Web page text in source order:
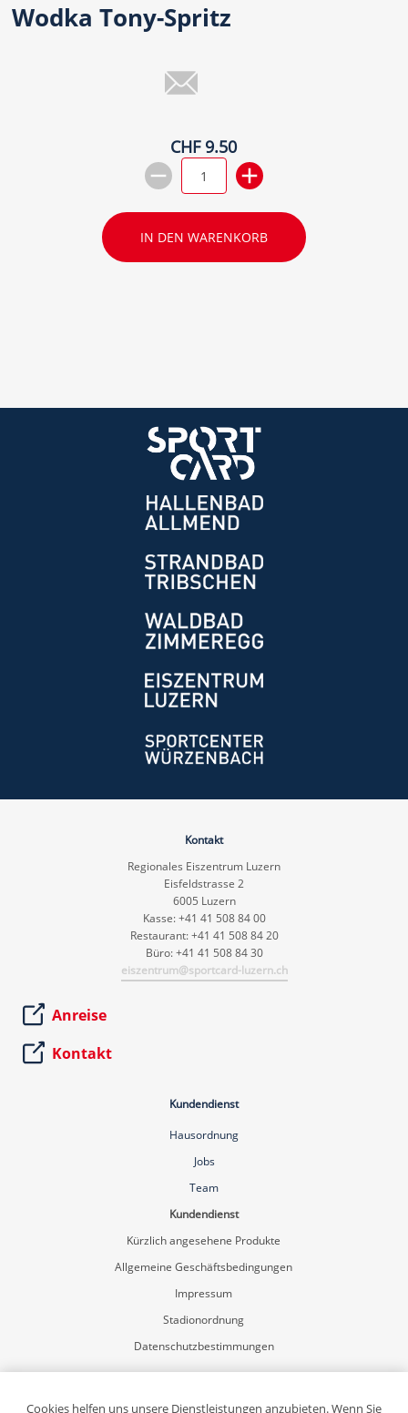
Wodka Tony-Spritz
CHF 9.50
IN DEN WARENKORB
Kontakt
Regionales Eiszentrum Luzern
Eisfeldstrasse 2
6005 Luzern
Kasse: +41 41 508 84 00
Restaurant: +41 41 508 84 20
Büro: +41 41 508 84 30
eiszentrum@sportcard-luzern.ch
Anreise
Kontakt
Kundendienst
Hausordnung
Jobs
Team
Kundendienst
Kürzlich angesehene Produkte
Allgemeine Geschäftsbedingungen
Impressum
Stadionordnung
Datenschutzbestimmungen
Mein Konto
Registrierung
Cookies helfen uns unsere Dienstleistungen anzubieten. Wenn Sie